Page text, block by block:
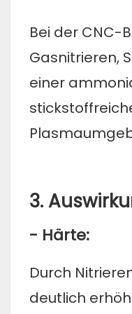
Bei der CNC-
Gasnitrieren,
einer
3.
- Härte:
Durch
deutlich